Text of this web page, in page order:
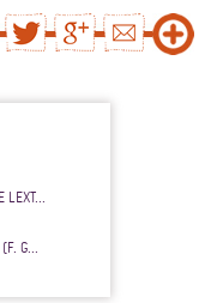
LEXT...
G...